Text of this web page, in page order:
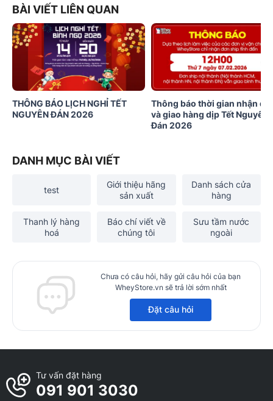
BÀI VIẾT LIÊN QUAN
THÔNG BÁO LỊCH NGHỈ TẾT
NGUYÊN ĐÁN 2026
Thông báo thời gian nhận
và giao hàng dịp Tết Nguyên
Đán 2026
DANH MỤC BÀI VIẾT
test
Giới thiệu hãng
sản xuất
Danh sách cửa
hàng
Thanh lý hàng
hoá
Báo chí viết về
chúng tôi
Sưu tầm nước
ngoài
Chưa có câu hỏi, hãy gửi câu hỏi của bạn
WheyStore.vn sẽ trả lời sớm nhất
Đặt câu hỏi
Tư vấn đặt hàng
091 901 3030